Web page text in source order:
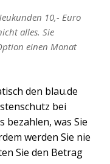
10,- Euro
alles. Sie
einen Monat
den blau.de
bei
bezahlen, was Sie
werden Sie nie
Sie den Betrag